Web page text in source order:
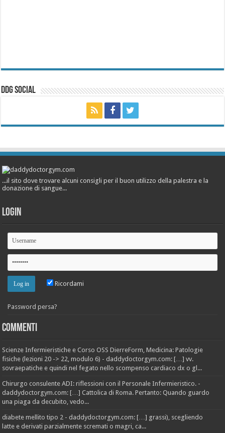
ddg Social
...il sito dove trovare alcuni consigli per il buon utilizzo della palestra e la
donazione di sangue...
Login
Ricordami
Password persa?
Commenti
Scienze Infermieristiche e Corso OSS DierreForm, Medicina: Patologie
fisiche (lezioni 20 -> 22, modulo 6) - daddydoctorgym.com: […] vv.
sovraepatiche e quindi nel fegato nello scompenso cardiaco dx o gl...
Chirurgo consulente ADI: riflessioni con il Personale Infermieristico. -
daddydoctorgym.com: […] Cattolica di Roma. Pertanto: Quando guardo
una piaga da decubito, vedo...
diabete mellito tipo 2 - daddydoctorgym.com: […] grassi), scegliendo
latte e derivati parzialmente scremati o magri, ca...